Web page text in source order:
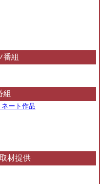
番組
組
ート作品
材提供